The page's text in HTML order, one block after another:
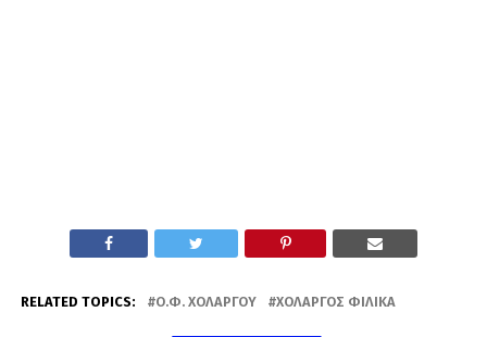
RELATED TOPICS: Ο.Φ. ΧΟΛΑΡΓΟΎ ΧΟΛΑΡΓΌΣ ΦΙΛΙΚΆ